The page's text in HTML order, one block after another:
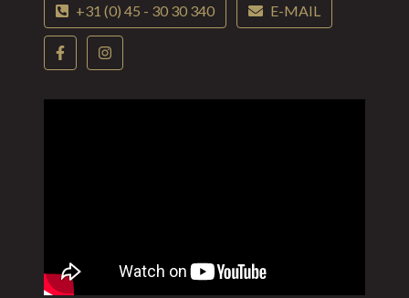
+31 (0) 45 - 30 30 340 E-MAIL